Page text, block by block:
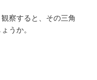
察すると、その三角
うか。